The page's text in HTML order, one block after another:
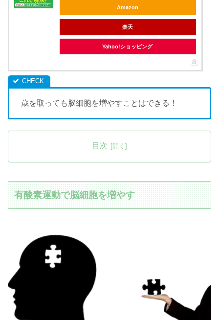
Amazon
楽天
Yahoo!ショッピング
歳を取っても脳細胞を増やすことはできる！
目次
有酸素運動で脳細胞を増やす